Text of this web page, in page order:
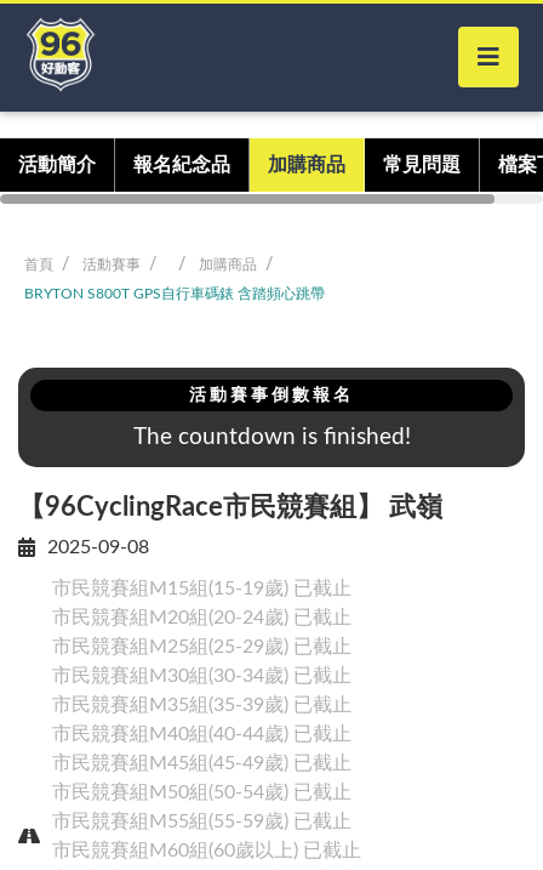
活動簡介 報名紀念品 加購商品 常見問題 檔案
首頁 活動賽事
加購商品
BRYTON S800T GPS自行車碼錶 含踏頻心跳帶
活動賽事倒數報名
The countdown is finished!
【96CyclingRace市民競賽組】 武嶺
2025-09-08
市民競賽組M15組(15-19歲) 已截止
市民競賽組M20組(20-24歲) 已截止
市民競賽組M25組(25-29歲) 已截止
市民競賽組M30組(30-34歲) 已截止
市民競賽組M35組(35-39歲) 已截止
市民競賽組M40組(40-44歲) 已截止
市民競賽組M45組(45-49歲) 已截止
市民競賽組M50組(50-54歲) 已截止
市民競賽組M55組(55-59歲) 已截止
市民競賽組M60組(60歲以上) 已截止